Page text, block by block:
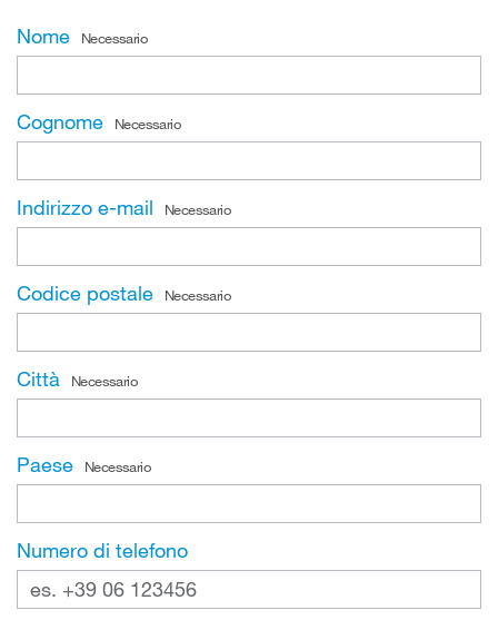
Nome Necessario
Cognome Necessario
Indirizzo e-mail Necessario
Codice postale Necessario
Città Necessario
Paese Necessario
Numero di telefono